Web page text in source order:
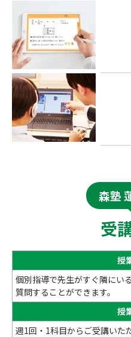
森塾
受
授
個別指導で先生がすぐ隣にい
質問することができます。
授
週1回・1科目からご受講いた